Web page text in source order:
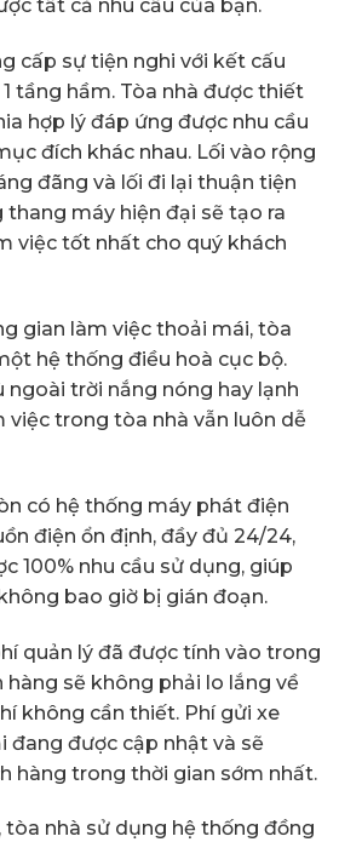
tất cả nhu cầu của bạn.
cấp sự tiện nghi với kết cấu
tầng hầm. Tòa nhà được thiết
hợp lý đáp ứng được nhu cầu
đích khác nhau. Lối vào rộng
đãng và lối đi lại thuận tiện
máy hiện đại sẽ tạo ra
việc tốt nhất cho quý khách
gian làm việc thoải mái, tòa
hệ thống điều hoà cục bộ.
ngoài trời nắng nóng hay lạnh
việc trong tòa nhà vẫn luôn dễ
có hệ thống máy phát điện
điện ổn định, đầy đủ 24/24,
100% nhu cầu sử dụng, giúp
bao giờ bị gián đoạn.
quản lý đã được tính vào trong
hàng sẽ không phải lo lắng về
không cần thiết. Phí gửi xe
đang được cập nhật và sẽ
hàng trong thời gian sớm nhất.
tòa nhà sử dụng hệ thống đồng